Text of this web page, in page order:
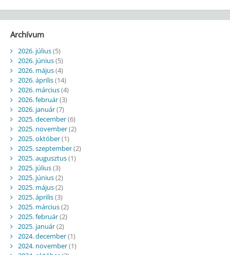
Archívum
2026. július(5)
2026. június(5)
2026. május(4)
2026. április(14)
2026. március(4)
2026. február(3)
2026. január(7)
2025. december(6)
2025. november(2)
2025. október(1)
2025. szeptember(2)
2025. augusztus(1)
2025. július(3)
2025. június(2)
2025. május(2)
2025. április(3)
2025. március(2)
2025. február(2)
2025. január(2)
2024. december(1)
2024. november(1)